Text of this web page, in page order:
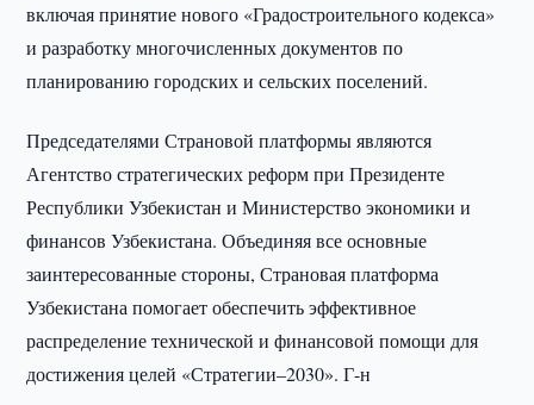
включая принятие нового «Градостроительного кодекса»
и разработку многочисленных документов по
планированию городских и сельских поселений.
Председателями Страновой платформы являются
Агентство стратегических реформ при Президенте
Республики Узбекистан и Министерство экономики и
финансов Узбекистана. Объединяя все основные
заинтересованные стороны, Страновая платформа
Узбекистана помогает обеспечить эффективное
распределение технической и финансовой помощи для
достижения целей «Стратегии–2030». Г-н